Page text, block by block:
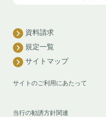
資料請求
規定一覧
サイトマップ
サイトのご利用にあたって
当行の勧誘方針関連